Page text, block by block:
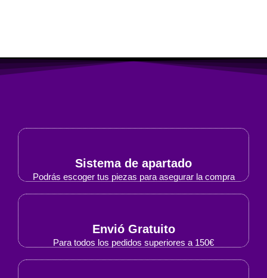
Sistema de apartado
Podrás escoger tus piezas para asegurar la compra
Envió Gratuito
Para todos los pedidos superiores a 150€